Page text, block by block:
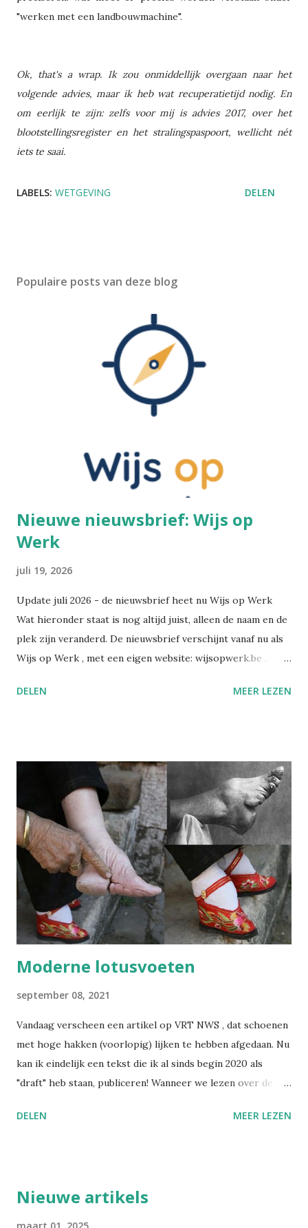
"werken met een landbouwmachine".
Ok, that's a wrap. Ik zou onmiddellijk overgaan naar het
volgende advies, maar ik heb wat recuperatietijd nodig. En
om eerlijk te zijn: zelfs voor mij is advies 2017, over het
blootstellingsregister en het stralingspaspoort, wellicht nét
iets te saai.
LABELS: WETGEVING DELEN
Populaire posts van deze blog
Nieuwe nieuwsbrief: Wijs op
Werk
juli 19, 2026
Update juli 2026 - de nieuwsbrief heet nu Wijs op Werk
Wat hieronder staat is nog altijd juist, alleen de naam en de
plek zijn veranderd. De nieuwsbrief verschijnt vanaf nu als
Wijs op Werk , met een eigen website: wijsopwerk.be .
gaat: welzijn, preventie, verzuim- en re-integratiebeleid,
voortaan op wijsopwerk.be . Inschrijven kan daar
rechtstreeks: wijsopwerk.be/nieuwsbrief . -- Juli 2025
Sinds kort heb ik op LinkedIn een nieuwsbrief gelanceerd:
Wegwijs in welzijn. Daarin bundel ik wekelijks de artikels
die ik publiceer over welzijn, preventie en
arbeidsgezondheid. De reden? Er verschijnt zoveel
informatie, wetswijzigingen en opinies dat het soms
moeilijk is om het overzicht te bewaren. Met deze
nieuwsbrief wil ik alles bundelen en gestructureerd ...
DELEN MEER LEZEN
Moderne lotusvoeten
september 08, 2021
Vandaag verscheen een artikel op VRT NWS , dat schoenen
met hoge hakken (voorlopig) lijken te hebben afgedaan. Nu
kan ik eindelijk een tekst die ik al sinds begin 2020 als
"draft" heb staan, publiceren! Wanneer we lezen over de
we van zulke barbaarse martelpraktijken. Hoe heeft een
beoordelen, wanneer je zelf in die cultuur verweven zit.
DELEN MEER LEZEN
Nieuwe artikels